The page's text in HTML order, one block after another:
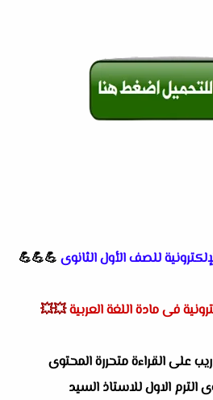
للصف الأول الثانوى 💪💪💪
فى مادة اللغة العربية💥💥
على القراءة متحررة المحتوى
الترم الاول للاستاذ السيد